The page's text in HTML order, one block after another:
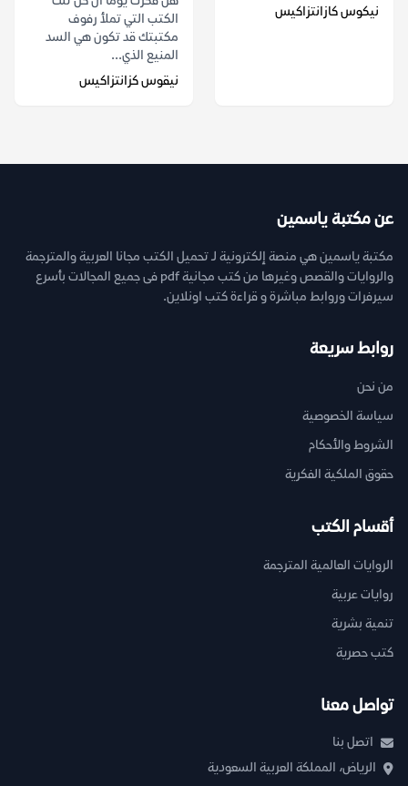
نيكوس كازانتزاكيس
الكتب التي تملأ رفوف
مكتبتك قد تكون هي السد
المنيع الذي...
نيقوس كزانتزاكيس
عن مكتبة ياسمين
مكتبة ياسمين هي منصة إلكترونية لـ تحميل الكتب مجانا العربية والمترجمة
والروايات والقصص وغيرها من كتب مجانية pdf فى جميع المجالات بأسرع
سيرفرات وروابط مباشرة و قراءة كتب اونلاين.
روابط سريعة
من نحن
سياسة الخصوصية
الشروط والأحكام
حقوق الملكية الفكرية
أقسام الكتب
الروايات العالمية المترجمة
روايات عربية
تنمية بشرية
كتب حصرية
تواصل معنا
اتصل بنا
الرياض، المملكة العربية السعودية